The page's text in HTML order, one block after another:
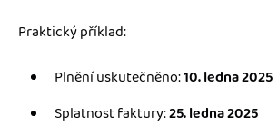
Praktický příklad:
Plnění uskutečněno:10. ledna 2025
Splatnost faktury:25. ledna 2025